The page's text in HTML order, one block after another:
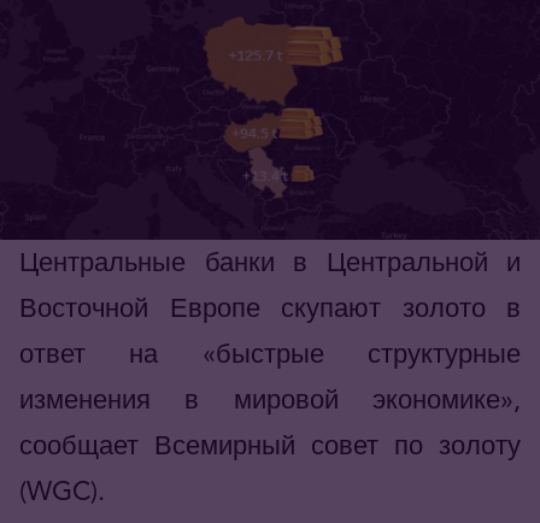
Центральные банки в Центральной и
Восточной Европе скупают золото в
ответ на «быстрые структурные
изменения в мировой экономике»,
сообщает Всемирный совет по золоту
(WGC).